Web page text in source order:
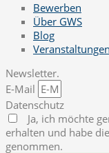
Bewerben
Über GWS
Blog
Veranstaltungen
Newsletter.
E-Mail
Datenschutz
Ja, ich möchte
erhalten und habe die
genommen.